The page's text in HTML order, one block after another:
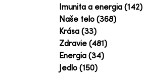
Imunita a energia (142)
Naše telo (368)
Krása (33)
Zdravie (481)
Energia (34)
Jedlo (150)